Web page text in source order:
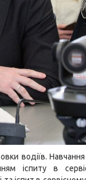
водіїв.
іспиту в